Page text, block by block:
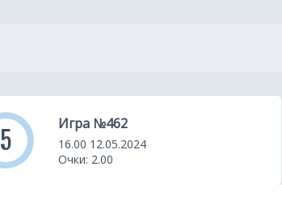
5 Игра №462
16.00 12.05.2024
Очки: 2.00